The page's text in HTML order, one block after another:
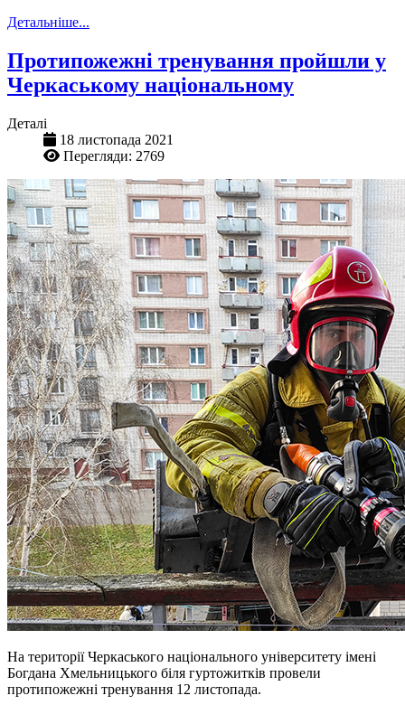
Детальніше...
Протипожежні тренування пройшли у
Черкаському національному
Деталі
18 листопада 2021
Перегляди: 2769
На території Черкаського національного університету імені
Богдана Хмельницького біля гуртожитків провели
протипожежні тренування 12 листопада.